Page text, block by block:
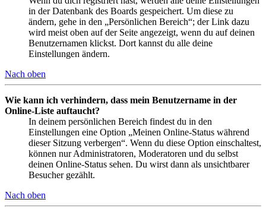
in der Datenbank des Boards gespeichert. Um diese zu
ändern, gehe in den „Persönlichen Bereich“; der Link dazu
wird meist oben auf der Seite angezeigt, wenn du auf deinen
Benutzernamen klickst. Dort kannst du alle deine
Einstellungen ändern.
Nach oben
Wie kann ich verhindern, dass mein Benutzername in der
Online-Liste auftaucht?
In deinem persönlichen Bereich findest du in den
Einstellungen eine Option „Meinen Online-Status während
dieser Sitzung verbergen“. Wenn du diese Option einschaltest,
können nur Administratoren, Moderatoren und du selbst
deinen Online-Status sehen. Du wirst dann als unsichtbarer
Besucher gezählt.
Nach oben